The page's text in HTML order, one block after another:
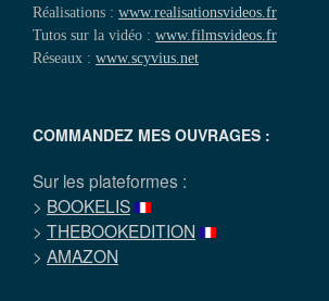
Réalisations : www.realisationsvideos.fr
Tutos sur la vidéo : www.filmsvideos.fr
Réseaux : www.scyvius.net
COMMANDEZ MES OUVRAGES :
Sur les plateformes :
> BOOKELIS
> THEBOOKEDITION
> AMAZON